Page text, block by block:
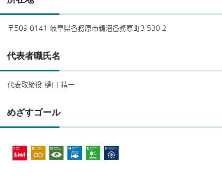
〒509-0141 岐阜県各務原市鵜沼各務原町3-530-2
代表者職氏名
代表取締役 樋口 精一
めざすゴール